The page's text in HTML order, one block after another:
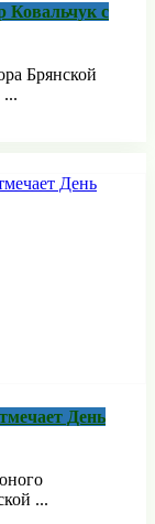
Ковальчук с
Брянской
...
День
...